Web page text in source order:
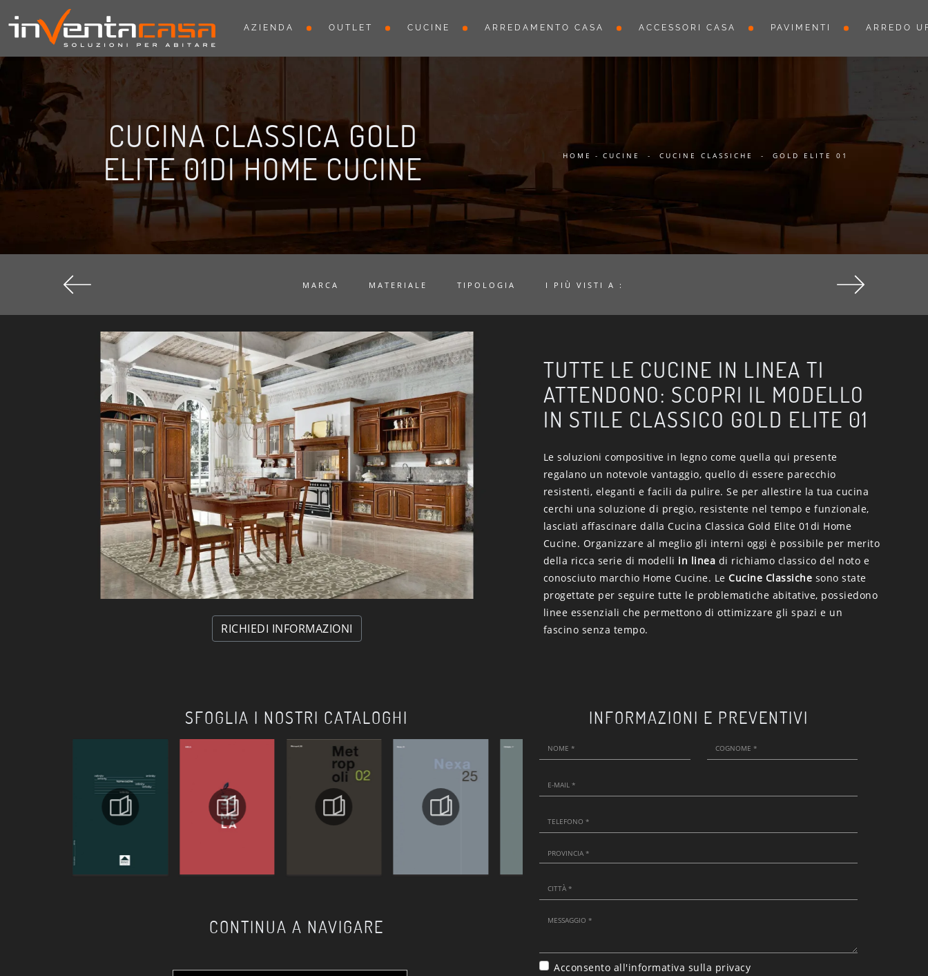
AZIENDA OUTLET CUCINE ARREDAMENTO CASA ACCESSORI CASA PAVIMENTI ARREDO
CUCINA CLASSICA GOLD
ELITE 01DI HOME CUCINE
HOME - CUCINE - CUCINE CLASSICHE - GOLD ELITE 01
MARCA MATERIALE TIPOLOGIA I PIÙ VISTI A :
RICHIEDI INFORMAZIONI
TUTTE LE CUCINE IN LINEA TI
ATTENDONO: SCOPRI IL MODELLO
IN STILE CLASSICO GOLD ELITE 01
Le soluzioni compositive in legno come quella qui presente
regalano un notevole vantaggio, quello di essere parecchio
resistenti, eleganti e facili da pulire. Se per allestire la tua cucina
cerchi una soluzione di pregio, resistente nel tempo e funzionale,
lasciati affascinare dalla Cucina Classica Gold Elite 01di Home
Cucine. Organizzare al meglio gli interni oggi è possibile per merito
della ricca serie di modelli in linea di richiamo classico del noto e
conosciuto marchio Home Cucine. LeCucine Classiche sono state
progettate per seguire tutte le problematiche abitative, possiedono
linee essenziali che permettono di ottimizzare gli spazi e un
fascino senza tempo.
SFOGLIA I NOSTRI CATALOGHI
CONTINUA A NAVIGARE
INFORMAZIONI E PREVENTIVI
Acconsento all'informativa sulla privacy